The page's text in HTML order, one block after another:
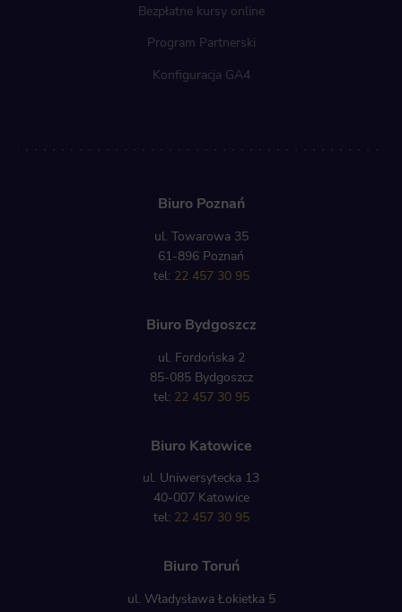
Bezpłatne kursy online
Program Partnerski
Konfiguracja GA4
Biuro Poznań
ul. Towarowa 35
61-896 Poznań
tel: 22 457 30 95
Biuro Bydgoszcz
ul. Fordońska 2
85-085 Bydgoszcz
tel: 22 457 30 95
Biuro Katowice
ul. Uniwersytecka 13
40-007 Katowice
tel: 22 457 30 95
Biuro Toruń
ul. Władysława Łokietka 5